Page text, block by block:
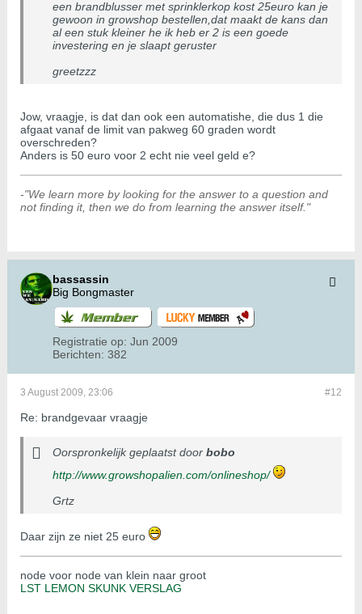
een brandblusser met sprinklerkop kost 25euro kan je
gewoon in growshop bestellen,dat maakt de kans dan
al een stuk kleiner he ik heb er 2 is een goede
investering en je slaapt geruster
greetzzz
Jow, vraagje, is dat dan ook een automatishe, die dus 1 die
afgaat vanaf de limit van pakweg 60 graden wordt
overschreden?
Anders is 50 euro voor 2 echt nie veel geld e?
-"We learn more by looking for the answer to a question and
not finding it, then we do from learning the answer itself."
bassassin
Big Bongmaster
Registratie op: Jun 2009
Berichten: 382
#12
3 August 2009, 23:06
Re: brandgevaar vraagje
Oorspronkelijk geplaatst door bobo
http://www.growshopalien.com/onlineshop/
Grtz
Daar zijn ze niet 25 euro
node voor node van klein naar groot
LST LEMON SKUNK VERSLAG